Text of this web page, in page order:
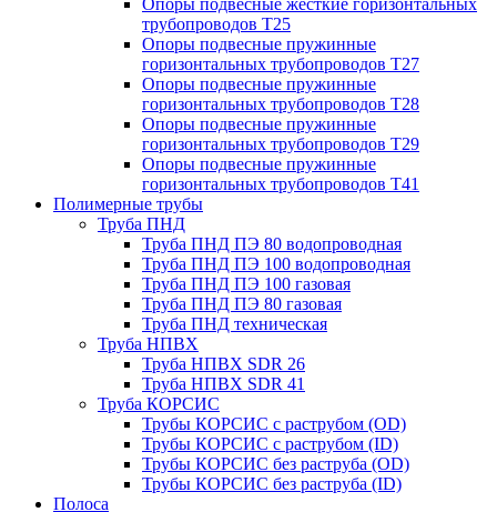
Опоры подвесные жёсткие горизонтальных
трубопроводов Т25
Опоры подвесные пружинные
горизонтальных трубопроводов Т27
Опоры подвесные пружинные
горизонтальных трубопроводов Т28
Опоры подвесные пружинные
горизонтальных трубопроводов Т29
Опоры подвесные пружинные
горизонтальных трубопроводов Т41
Полимерные трубы
Труба ПНД
Труба ПНД ПЭ 80 водопроводная
Труба ПНД ПЭ 100 водопроводная
Труба ПНД ПЭ 100 газовая
Труба ПНД ПЭ 80 газовая
Труба ПНД техническая
Труба НПВХ
Труба НПВХ SDR 26
Труба НПВХ SDR 41
Труба КОРСИС
Трубы КОРСИС с раструбом (OD)
Трубы КОРСИС с раструбом (ID)
Трубы КОРСИС без раструба (OD)
Трубы КОРСИС без раструба (ID)
Полоса